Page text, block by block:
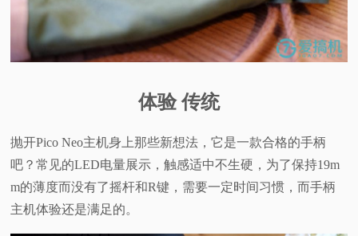
体验 传统
抛开Pico Neo主机身上那些新想法，它是一款合格的手柄
吧？常见的LED电量展示，触感适中不生硬，为了保持19m
m的薄度而没有了摇杆和R键，需要一定时间习惯，而手柄
主机体验还是满足的。